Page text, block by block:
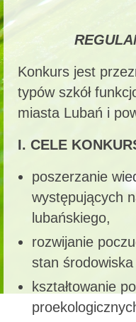
Konkurs jest
typów szkół
miasta Lubań i
I. CELE
poszerzanie
występujących
lubańskiego,
rozwijanie
stan
kształtowanie